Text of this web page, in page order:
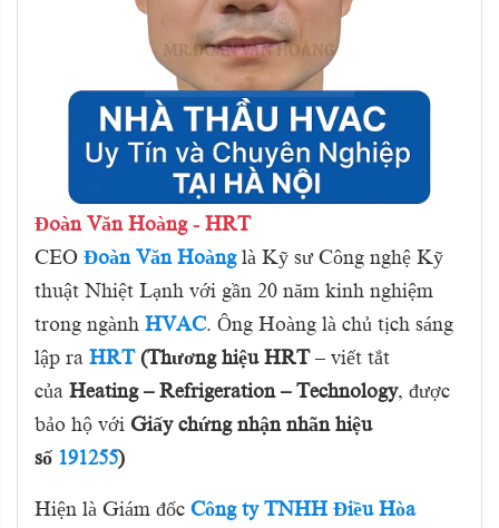
Đoàn Văn Hoàng - HRT
CEO Đoàn Văn Hoànglà Kỹ sư Công nghệ Kỹ
thuật Nhiệt Lạnh với gần 20 năm kinh nghiệm
trong ngành HVAC. Ông Hoàng là chủ tịch sáng
lập ra HRT (Thương hiệu HRT– viết tắt
của Heating – Refrigeration – Technology, được
bảo hộ với Giấy chứng nhận nhãn hiệu
số 191255)
Hiện là Giám đốc Công ty TNHH Điều Hòa